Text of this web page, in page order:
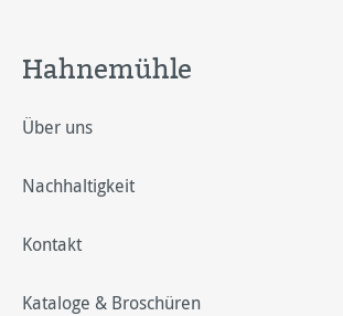
Hahnemühle
Über uns
Nachhaltigkeit
Kontakt
Kataloge & Broschüren